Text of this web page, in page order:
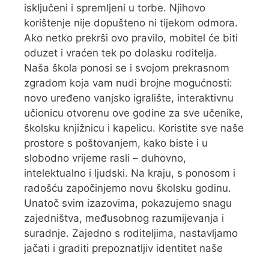
isključeni i spremljeni u torbe. Njihovo
korištenje nije dopušteno ni tijekom odmora.
Ako netko prekrši ovo pravilo, mobitel će biti
oduzet i vraćen tek po dolasku roditelja.
Naša škola ponosi se i svojom prekrasnom
zgradom koja vam nudi brojne mogućnosti:
novo uređeno vanjsko igralište, interaktivnu
učionicu otvorenu ove godine za sve učenike,
školsku knjižnicu i kapelicu. Koristite sve naše
prostore s poštovanjem, kako biste i u
slobodno vrijeme rasli – duhovno,
intelektualno i ljudski. Na kraju, s ponosom i
radošću započinjemo novu školsku godinu.
Unatoč svim izazovima, pokazujemo snagu
zajedništva, međusobnog razumijevanja i
suradnje. Zajedno s roditeljima, nastavljamo
jačati i graditi prepoznatljiv identitet naše